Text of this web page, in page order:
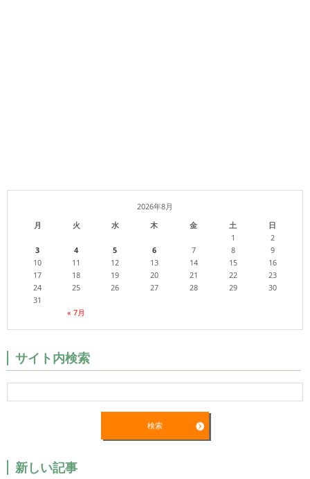
2026年8月
月
火 水 木 金 土 日
« 7月
1
2
3
4 5 6 7 8
9
10
11 12 13 14 15
16
17
18 19 20 21 22
23
24
25 26 27 28 29
30
31
サイト内検索
新しい記事